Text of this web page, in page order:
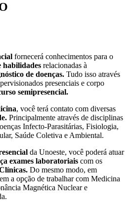
fornecerá conhecimentos para o
habilidades relacionadas à
de doenças. Tudo isso através
presenciais e corpo
semipresencial.
, você terá contato com diversas
Principalmente através de disciplinas
Infecto-Parasitárias, Fisiologia,
Saúde Coletiva e Ambiental.
da Unoeste, você poderá atuar
exames laboratoriais com os
Do mesmo modo, em
a opção de trabalhar com Medicina
Magnética Nuclear e